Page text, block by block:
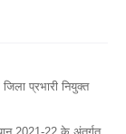
प्रभारी नियुक्त